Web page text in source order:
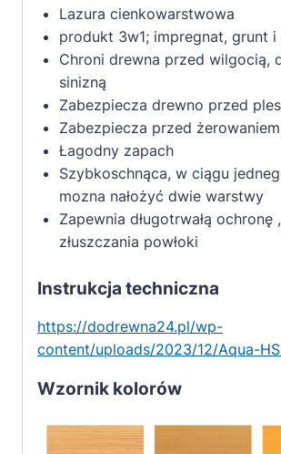
Lazura cienkowarstwowa
produkt 3w1; impregnat, grunt i
Chroni drewna przed wilgocią,
sinizną
Zabezpiecza drewno przed
Zabezpiecza przed
Łagodny zapach
Szybkoschnąca, w ciągu
mozna nałożyć dwie warstwy
Zapewnia długotrwałą ochronę
złuszczania powłoki
Instrukcja techniczna
https://dodrewna24.pl/wp-
content/uploads/2023/12/Aqua-
Wzornik kolorów